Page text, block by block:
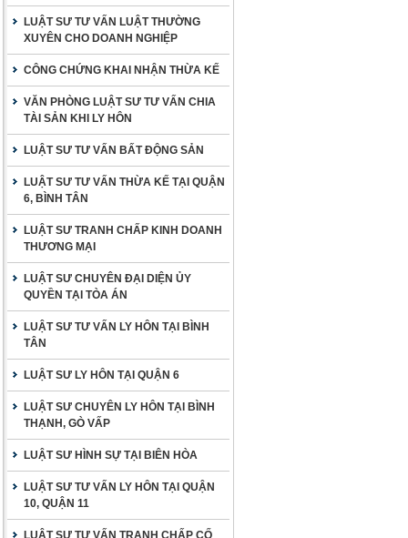
LUẬT SƯ TƯ VẤN LUẬT THƯỜNG
XUYÊN CHO DOANH NGHIỆP
CÔNG CHỨNG KHAI NHẬN THỪA KẾ
VĂN PHÒNG LUẬT SƯ TƯ VẤN CHIA
TÀI SẢN KHI LY HÔN
LUẬT SƯ TƯ VẤN BẤT ĐỘNG SẢN
LUẬT SƯ TƯ VẤN THỪA KẾ TẠI QUẬN
6, BÌNH TÂN
LUẬT SƯ TRANH CHẤP KINH DOANH
THƯƠNG MẠI
LUẬT SƯ CHUYÊN ĐẠI DIỆN ỦY
QUYỀN TẠI TÒA ÁN
LUẬT SƯ TƯ VẤN LY HÔN TẠI BÌNH
TÂN
LUẬT SƯ LY HÔN TẠI QUẬN 6
LUẬT SƯ CHUYÊN LY HÔN TẠI BÌNH
THẠNH, GÒ VẤP
LUẬT SƯ HÌNH SỰ TẠI BIÊN HÒA
LUẬT SƯ TƯ VẤN LY HÔN TẠI QUẬN
10, QUẬN 11
LUẬT SƯ TƯ VẤN TRANH CHẤP CỐ